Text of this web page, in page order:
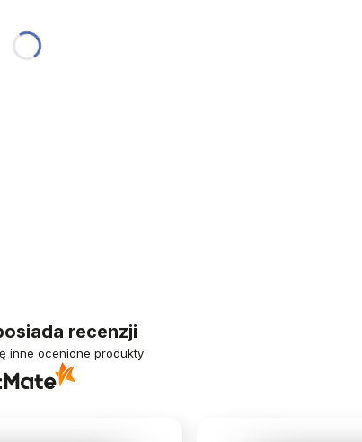
recenzji
inne ocenione produkty